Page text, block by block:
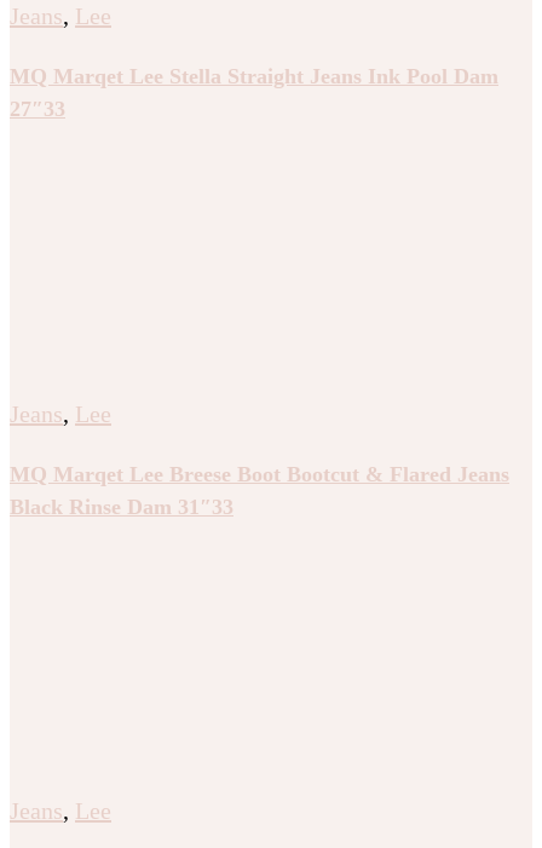
Jeans, Lee
MQ Marqet Lee Stella Straight Jeans Ink Pool Dam
27″33
Jeans, Lee
MQ Marqet Lee Breese Boot Bootcut & Flared Jeans
Black Rinse Dam 31″33
Jeans, Lee